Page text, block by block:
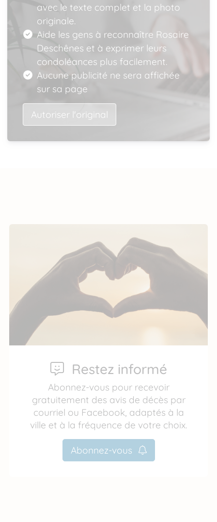
avec le texte complet et la photo
originale.
Aide les gens à reconnaître Rosaire
Deschênes et à exprimer leurs
condoléances plus facilement.
Aucune publicité ne sera affichée
sur sa page
Autoriser l'original
Restez informé
Abonnez-vous pour recevoir
gratuitement des avis de décès par
courriel ou Facebook, adaptés à la
ville et à la fréquence de votre choix.
Abonnez-vous